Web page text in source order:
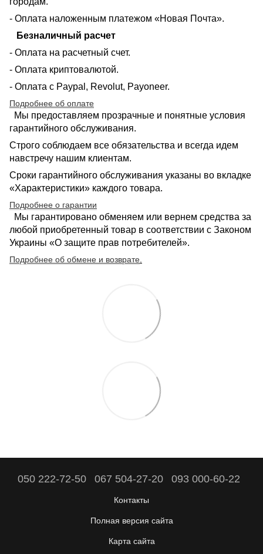
- Оплата наложенным платежом «Новая Почта».
Безналичный расчет
- Оплата на расчетный счет.
- Оплата криптовалютой.
- Оплата с Paypal, Revolut, Payoneer.
Подробнее об оплате
Мы предоставляем прозрачные и понятные условия
гарантийного обслуживания.
Строго соблюдаем все обязательства и всегда идем
навстречу нашим клиентам.
Сроки гарантийного обслуживания указаны во вкладке
«Характеристики» каждого товара.
Подробнее о гарантии
Мы гарантировано обменяем или вернем средства за
любой приобретенный товар в соответствии с Законом
Украины «О защите прав потребителей».
Подробнее об обмене и возврате
050 222-72-50 067 504-27-20 093 000-60-22
Контакты
Полная версия сайта
Карта сайта